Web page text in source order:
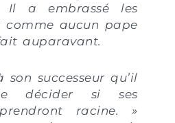
Il a embrassé les
comme aucun pape
auparavant.
son successeur qu’il
décider si ses
racine. »